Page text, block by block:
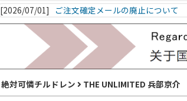
[2026/07/01]
ご注文確定メールの廃止について
絶対可憐チルドレン THE UNLIMITED 兵部京介